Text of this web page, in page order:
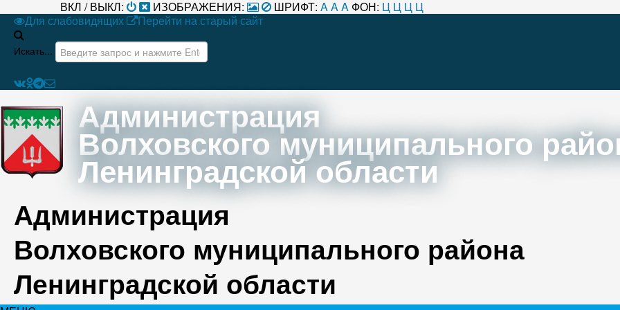
ВКЛ / ВЫКЛ: ИЗОБРАЖЕНИЯ: ШРИФТ: AAA ФОН: Ц Ц Ц Ц
Для слабовидящих
Перейти на старый сайт
Искать...
Администрация
Волховского муниципального
Ленинградской области
Администрация
Волховского муниципального района
Ленинградской области